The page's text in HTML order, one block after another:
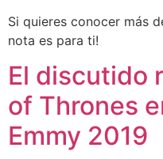
Si quieres conocer más
nota es para ti!
El discutido
of Thrones
Emmy 2019